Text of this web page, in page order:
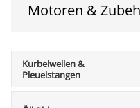
Motoren &
Kurbelwellen &
Pleuelstangen